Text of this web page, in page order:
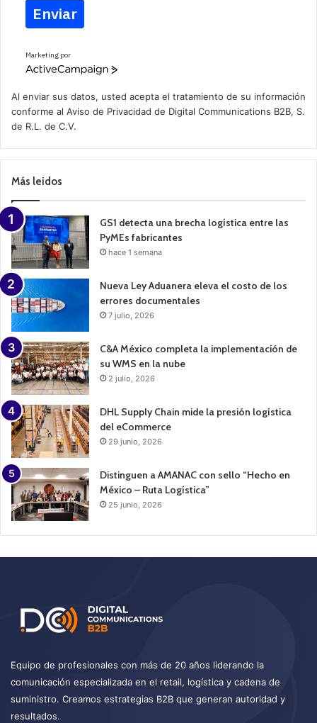
Enviar
Marketing por
A
v
e
a
m
a
n
Al enviar sus datos, usted acepta el tratamiento de su información
conforme al Aviso de Privacidad de Digital Communications B2B, S.
de R.L. de C.V.
Más leidos
GS1 detecta una brecha logística entre las
PyMEs fabricantes
hace 1 semana
Nueva Ley Aduanera eleva el costo de los
errores documentales
7 julio, 2026
C&A México completa la implementación de
su WMS en la nube
2 julio, 2026
DHL Supply Chain mide la presión logística
del eCommerce
29 junio, 2026
Distinguen a AMANAC con sello “Hecho en
México – Ruta Logística”
25 junio, 2026
Equipo de profesionales con más de 20 años liderando la
comunicación especializada en el retail, logística y cadena de
suministro. Creamos estrategias B2B que generan autoridad y
resultados.